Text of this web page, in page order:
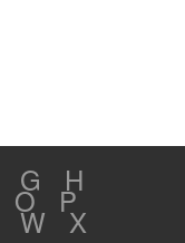
G H
O P
W X